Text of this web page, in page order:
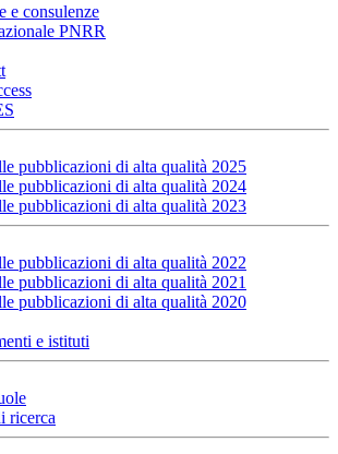
e consulenze
PNRR
pubblicazioni di alta qualità 2025
pubblicazioni di alta qualità 2024
pubblicazioni di alta qualità 2023
pubblicazioni di alta qualità 2022
pubblicazioni di alta qualità 2021
pubblicazioni di alta qualità 2020
e istituti
ricerca